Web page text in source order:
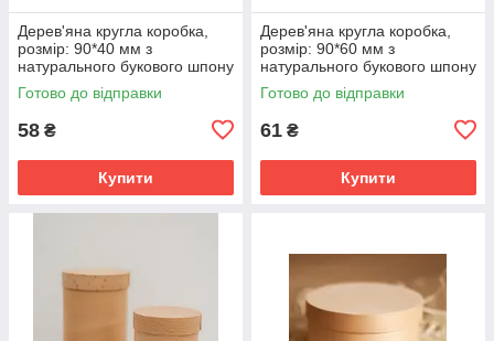
Дерев'яна кругла коробка,
розмір: 90*40 мм з
натурального букового шпону
Готово до відправки
58 ₴
Купити
Дерев'яна кругла коробка,
розмір: 90*60 мм з
натурального букового шпону
Готово до відправки
61 ₴
Купити